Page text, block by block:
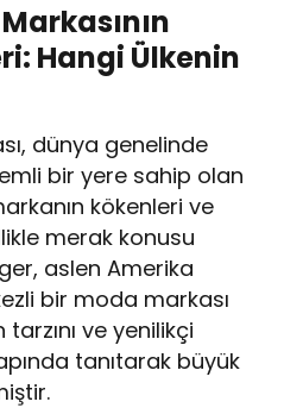
Hangi Ülkenin
dünya genelinde
bir yere sahip olan
kökenleri ve
merak konusu
aslen Amerika
bir moda markası
ve yenilikçi
tanıtarak büyük